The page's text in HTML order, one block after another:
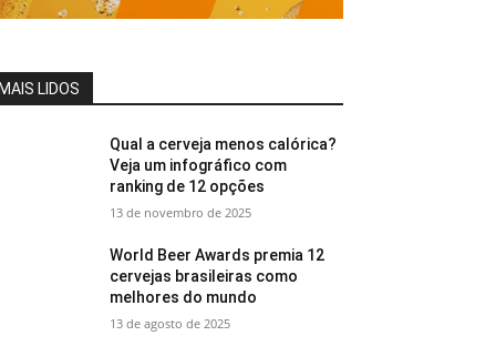
LIDOS
Qual a cerveja menos calórica?
Veja um infográfico com
ranking de 12 opções
13 de novembro de 2025
World Beer Awards premia 12
cervejas brasileiras como
melhores do mundo
13 de agosto de 2025